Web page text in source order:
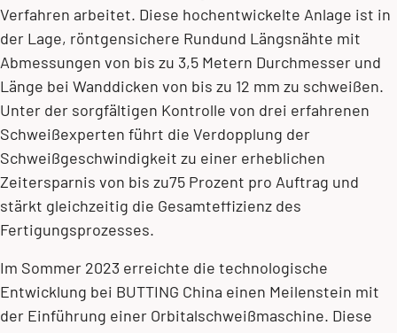
Verfahren arbeitet. Diese hochentwickelte Anlage ist in
der Lage, röntgensichere Rundund Längsnähte mit
Abmessungen von bis zu 3,5 Metern Durchmesser und
Länge bei Wanddicken von bis zu 12 mm zu schweißen.
Unter der sorgfältigen Kontrolle von drei erfahrenen
Schweißexperten führt die Verdopplung der
Schweißgeschwindigkeit zu einer erheblichen
Zeitersparnis von bis zu75 Prozent pro Auftrag und
stärkt gleichzeitig die Gesamteffizienz des
Fertigungsprozesses.
Im Sommer 2023 erreichte die technologische
Entwicklung bei BUTTING China einen Meilenstein mit
der Einführung einer Orbitalschweißmaschine. Diese